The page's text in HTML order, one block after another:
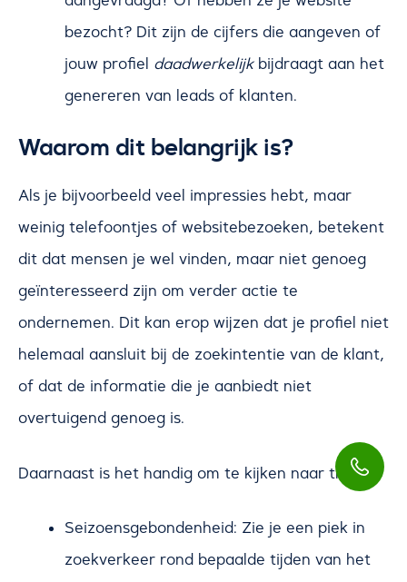
bezocht? Dit zijn de cijfers die aangeven of
jouw profiel daadwerkelijkbijdraagt aan het
genereren van leads of klanten.
Waarom dit belangrijk is?
Als je bijvoorbeeld veel impressies hebt, maar
weinig telefoontjes of websitebezoeken, betekent
dit dat mensen je wel vinden, maar niet genoeg
geïnteresseerd zijn om verder actie te
ondernemen. Dit kan erop wijzen dat je profiel niet
helemaal aansluit bij de zoekintentie van de klant,
of dat de informatie die je aanbiedt niet
overtuigend genoeg is.
Daarnaast is het handig om te kijken naar trends:
Seizoensgebondenheid: Zie je een piek in
zoekverkeer rond bepaalde tijden van het